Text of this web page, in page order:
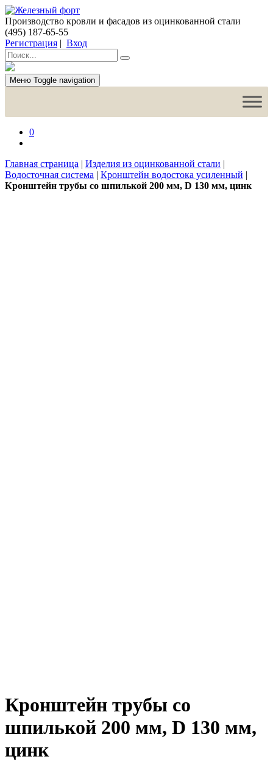
Производство кровли и фасадов из оцинкованной стали
(495) 187-65-55
Регистрация | Вход
Меню Toggle navigation
0
Главная страница | Изделия из оцинкованной стали |
Водосточная система | Кронштейн водостока усиленный |
Кронштейн трубы со шпилькой 200 мм, D 130 мм, цинк
Кронштейн трубы со
шпилькой 200 мм, D 130 мм,
цинк